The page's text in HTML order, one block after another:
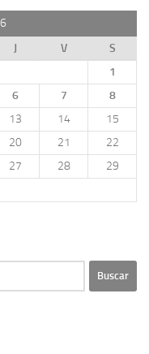
J V
S
1
6 7
8
13 14
15
20 21
22
27 28
29